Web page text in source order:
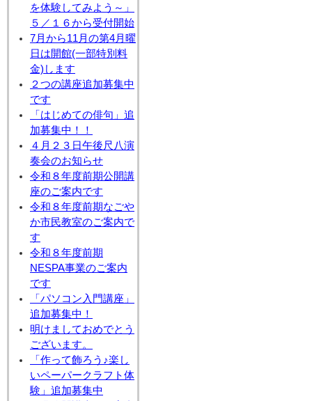
を体験してみよう～」
５／１６から受付開始
7月から11月の第4月曜
日は開館(一部特別料
金)します
２つの講座追加募集中
です
「はじめての俳句」追
加募集中！！
４月２３日午後尺八演
奏会のお知らせ
令和８年度前期公開講
座のご案内です
令和８年度前期なごや
か市民教室のご案内で
す
令和８年度前期
NESPA事業のご案内
です
「パソコン入門講座」
追加募集中！
明けましておめでとう
ございます。
「作って飾ろう♪楽し
いペーパークラフト体
験」追加募集中